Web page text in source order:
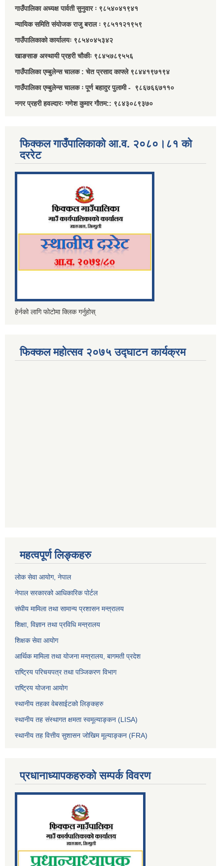
गाउँपालिका अध्यक्ष पार्वती सुनुवार ः ९८५४०४१९४१
न्यायिक समिति संयोजक राजु बराल ः ९८५११२१९५९
गाउँपालिकाको कार्यालयः ९८५४०४५३४२
खाङसाङ अस्थायी प्रहरी चौकीः ९८४५७८९५५६
गाउँपालिका एम्बुलेन्स चालक : चेत प्रसाद काफ्ले ९८४४१९७१९४
गाउँपालिका एम्बुलेन्स चालक ः पूर्ण बहादुर पुलामी - ९८६७६६७११०
नगर प्रहरी हवल्दारः गणेश कुमार गौतम:: ९८४३०८९३७०
फिक्कल गाउँपालिकाको आ.व. २०८०।८१ को
दररेट
हेर्नको लागि फोटोमा क्लिक गर्नुहोस्
फिक्कल महोत्सव २०७५ उद्घाटन कार्यक्रम
महत्वपूर्ण लिङ्कहरु
लोक सेवा आयोग, नेपाल
नेपाल सरकारको आधिकारिक पोर्टल
संघीय मामिला तथा सामान्य प्रशासन मन्त्रालय
शिक्षा, विज्ञान तथा प्रविधि मन्त्रालय
शिक्षक सेवा आयोग
आर्थिक मामिला तथा योजना मन्त्रालय, बागमती प्रदेश
राष्ट्रिय परिचयपत्र तथा पञ्जिकरण विभाग
राष्ट्रिय योजना आयोग
स्थानीय तहका वेबसाईटको लिङ्कहरु
स्थानीय तह संस्थागत क्षमता स्वमूल्याङ्कन (LISA)
स्थानीय तह वित्तीय सुशासन जोखिम मूल्याङ्कन (FRA)
प्रधानाध्यापकहरुको सम्पर्क विवरण